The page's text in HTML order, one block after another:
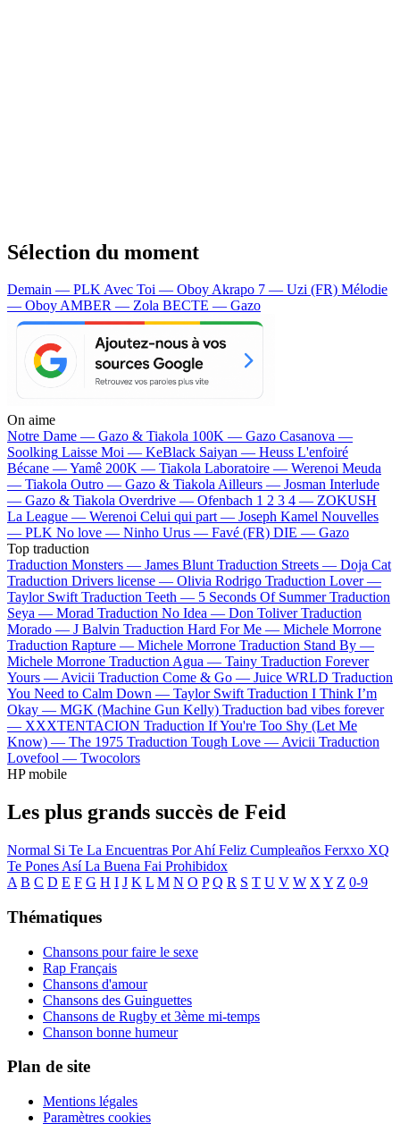
Sélection du moment
Demain — PLKAvec Toi — OboyAkrapo 7 — Uzi (FR) Mélodie
— OboyAMBER — Zola BECTE — Gazo
On aime
Notre Dame — Gazo & Tiakola 100K — Gazo Casanova —
Soolking Laisse Moi — KeBlack Saiyan — Heuss L'enfoiré
Bécane —Yamê 200K — Tiakola Laboratoire — Werenoi Meuda
— Tiakola Outro — Gazo & TiakolaAilleurs — Josman Interlude
— Gazo & Tiakola Overdrive — Ofenbach 1 2 3 4 — ZOKUSH
La League — Werenoi Celui qui part — Joseph Kamel Nouvelles
— PLK No love — Ninho Urus — Favé (FR) DIE — Gazo
Top traduction
Traduction Monsters — James Blunt Traduction Streets — Doja Cat
Traduction Drivers license — Olivia Rodrigo Traduction Lover —
Taylor Swift Traduction Teeth — 5 Seconds Of Summer Traduction
Seya — Morad Traduction No Idea — Don Toliver Traduction
Morado — J Balvin Traduction Hard For Me — Michele Morrone
Traduction Rapture — Michele Morrone Traduction Stand By —
Michele Morrone Traduction Agua — Tainy Traduction Forever
Yours —Avicii Traduction Come & Go — Juice WRLD Traduction
You Need to Calm Down — Taylor Swift Traduction I Think I’m
Okay — MGK (Machine Gun Kelly) Traduction bad vibes forever
— XXXTENTACION Traduction If You're Too Shy (Let Me
Know) — The 1975 Traduction Tough Love —Avicii Traduction
Lovefool — Twocolors
HP mobile
Les plus grands succès de Feid
Normal Si Te La Encuentras Por AhíFeliz Cumpleaños Ferxxo XQ
Te Pones AsíLa Buena Fai Prohibidox
A B C D E F G H I J K L M N O P Q R S T U V W X Y Z 0-9
Thématiques
Chansons pour faire le sexe
Rap Français
Chansons d'amour
Chansons des Guinguettes
Chansons de Rugby et 3ème mi-temps
Chanson bonne humeur
Plan de site
Mentions légales
Paramètres cookies